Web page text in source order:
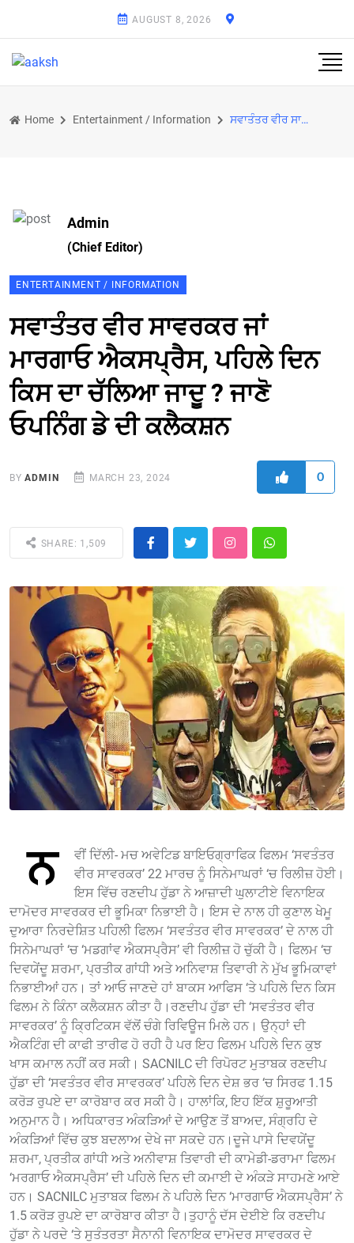
AUGUST 8, 2026
Home Entertainment / Information ਸਵਾਤੰਤਰ ਵੀਰ ਸਾਵਰਕਰ ਜਾਂ ਮਾਰਗਾਓ ਐਕਸਪ੍ਰੈਸ, ਪਹਿਲੇ ਦਿਨ ਕਿਸ ਦਾ ਚੱਲਿਆ ਜਾਦੂ ? ਜਾਣੋ ਓਪਨਿੰਗ ਡੇ ਦੀ ਕਲੈਕਸ਼ਨ
Admin
(Chief Editor)
ENTERTAINMENT / INFORMATION
ਸਵਾਤੰਤਰ ਵੀਰ ਸਾਵਰਕਰ ਜਾਂ
ਮਾਰਗਾਓ ਐਕਸਪ੍ਰੈਸ, ਪਹਿਲੇ ਦਿਨ
ਕਿਸ ਦਾ ਚੱਲਿਆ ਜਾਦੂ ? ਜਾਣੋ
ਓਪਨਿੰਗ ਡੇ ਦੀ ਕਲੈਕਸ਼ਨ
BYADMIN MARCH 23, 2024 0
SHARE: 1,509
ਨ
ਵੀਂ ਦਿੱਲੀ- ਮਚ ਅਵੇਟਿਡ ਬਾਇਓਗ੍ਰਾਫਿਕ ਫਿਲਮ ‘ਸਵਤੰਤਰ
ਵੀਰ ਸਾਵਰਕਰ’ 22 ਮਾਰਚ ਨੂੰ ਸਿਨੇਮਾਘਰਾਂ ‘ਚ ਰਿਲੀਜ਼ ਹੋਈ।
ਇਸ ਵਿੱਚ ਰਣਦੀਪ ਹੁੱਡਾ ਨੇ ਆਜ਼ਾਦੀ ਘੁਲਾਟੀਏ ਵਿਨਾਇਕ
ਦਾਮੋਦਰ ਸਾਵਰਕਰ ਦੀ ਭੂਮਿਕਾ ਨਿਭਾਈ ਹੈ। ਇਸ ਦੇ ਨਾਲ ਹੀ ਕੁਣਾਲ ਖੇਮੂ
ਦੁਆਰਾ ਨਿਰਦੇਸ਼ਿਤ ਪਹਿਲੀ ਫਿਲਮ ‘ਸਵਤੰਤਰ ਵੀਰ ਸਾਵਰਕਰ’ ਦੇ ਨਾਲ ਹੀ
ਸਿਨੇਮਾਘਰਾਂ ‘ਚ ‘ਮਡਗਾਂਵ ਐਕਸਪ੍ਰੈਸ’ ਵੀ ਰਿਲੀਜ਼ ਹੋ ਚੁੱਕੀ ਹੈ। ਫਿਲਮ ‘ਚ
ਦਿਵਯੇਂਦੂ ਸ਼ਰਮਾ, ਪ੍ਰਤੀਕ ਗਾਂਧੀ ਅਤੇ ਅਨਿਵਾਸ਼ ਤਿਵਾਰੀ ਨੇ ਮੁੱਖ ਭੂਮਿਕਾਵਾਂ
ਨਿਭਾਈਆਂ ਹਨ। ਤਾਂ ਆਓ ਜਾਣਦੇ ਹਾਂ ਬਾਕਸ ਆਫਿਸ ‘ਤੇ ਪਹਿਲੇ ਦਿਨ ਕਿਸ
ਫਿਲਮ ਨੇ ਕਿੰਨਾ ਕਲੈਕਸ਼ਨ ਕੀਤਾ ਹੈ।ਰਣਦੀਪ ਹੁੱਡਾ ਦੀ ‘ਸਵਤੰਤਰ ਵੀਰ
ਸਾਵਰਕਰ’ ਨੂੰ ਕ੍ਰਿਟਿਕਸ ਵੱਲੋਂ ਚੰਗੇ ਰਿਵਿਊਜ ਮਿਲੇ ਹਨ। ਉਨ੍ਹਾਂ ਦੀ
ਐਕਟਿੰਗ ਦੀ ਕਾਫੀ ਤਾਰੀਫ ਹੋ ਰਹੀ ਹੈ ਪਰ ਇਹ ਫਿਲਮ ਪਹਿਲੇ ਦਿਨ ਕੁਝ
ਖਾਸ ਕਮਾਲ ਨਹੀਂ ਕਰ ਸਕੀ। SACNILC ਦੀ ਰਿਪੋਰਟ ਮੁਤਾਬਕ ਰਣਦੀਪ
ਹੁੱਡਾ ਦੀ ‘ਸਵਤੰਤਰ ਵੀਰ ਸਾਵਰਕਰ’ ਪਹਿਲੇ ਦਿਨ ਦੇਸ਼ ਭਰ ‘ਚ ਸਿਰਫ 1.15
ਕਰੋੜ ਰੁਪਏ ਦਾ ਕਾਰੋਬਾਰ ਕਰ ਸਕੀ ਹੈ। ਹਾਲਾਂਕਿ, ਇਹ ਇੱਕ ਸ਼ੁਰੂਆਤੀ
ਅਨੁਮਾਨ ਹੈ। ਅਧਿਕਾਰਤ ਅੰਕੜਿਆਂ ਦੇ ਆਉਣ ਤੋਂ ਬਾਅਦ, ਸੰਗ੍ਰਹਿ ਦੇ
ਅੰਕੜਿਆਂ ਵਿੱਚ ਕੁਝ ਬਦਲਾਅ ਦੇਖੇ ਜਾ ਸਕਦੇ ਹਨ।ਦੂਜੇ ਪਾਸੇ ਦਿਵਯੇਂਦੂ
ਸ਼ਰਮਾ, ਪ੍ਰਤੀਕ ਗਾਂਧੀ ਅਤੇ ਅਨੀਵਾਸ਼ ਤਿਵਾਰੀ ਦੀ ਕਾਮੇਡੀ-ਡਰਾਮਾ ਫਿਲਮ
‘ਮਰਗਾਓ ਐਕਸਪ੍ਰੈਸ’ ਦੀ ਪਹਿਲੇ ਦਿਨ ਦੀ ਕਮਾਈ ਦੇ ਅੰਕੜੇ ਸਾਹਮਣੇ ਆਏ
ਹਨ। SACNILC ਮੁਤਾਬਕ ਫਿਲਮ ਨੇ ਪਹਿਲੇ ਦਿਨ ‘ਮਾਰਗਾਓ ਐਕਸਪ੍ਰੈਸ’ ਨੇ
1.5 ਕਰੋੜ ਰੁਪਏ ਦਾ ਕਾਰੋਬਾਰ ਕੀਤਾ ਹੈ।ਤੁਹਾਨੂੰ ਦੱਸ ਦੇਈਏ ਕਿ ਰਣਦੀਪ
ਹੁੱਡਾ ਨੇ ਪਰਦੇ ‘ਤੇ ਸੁਤੰਤਰਤਾ ਸੈਨਾਨੀ ਵਿਨਾਇਕ ਦਾਮੋਦਰ ਸਾਵਰਕਰ ਦੇ